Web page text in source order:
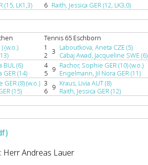
(15, LK1,3) 6 Raith, Jessica GER (12, LK3,0)
Tennis 65 Eschborn
(w.o.)
1
2 3 Laboutkova, Aneta CZE (5)
Cabaj Awad, Jacqueline SWE (6)
BUL (6)
(14)
4
5 9 Rachor, Sophie GER (10) (w.o.)
Engelmann, Jil Nora GER (11)
GER (8) (w.o.)
(15)
3
6 9 Kraus, Livia AUT (8)
Raith, Jessica GER (12)
Herr Andreas Lauer